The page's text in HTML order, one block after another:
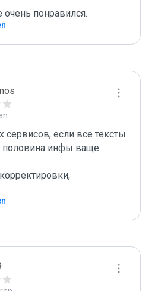
понравился.
сервисов, если все тексты
половина инфы ваще